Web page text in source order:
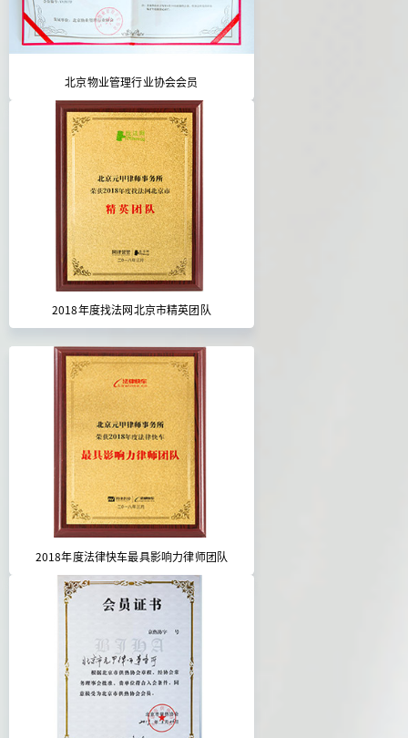
北京物业管理行业协会会员
2018年度找法网北京市精英团队
2018年度法律快车最具影响力律师团队